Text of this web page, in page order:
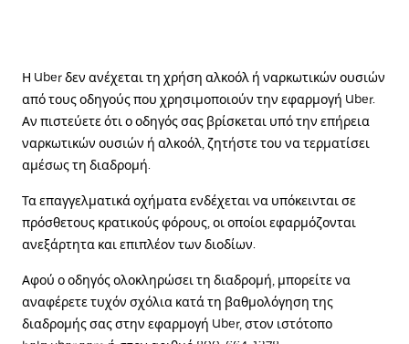
Η Uber δεν ανέχεται τη χρήση αλκοόλ ή ναρκωτικών ουσιών
από τους οδηγούς που χρησιμοποιούν την εφαρμογή Uber.
Αν πιστεύετε ότι ο οδηγός σας βρίσκεται υπό την επήρεια
ναρκωτικών ουσιών ή αλκοόλ, ζητήστε του να τερματίσει
αμέσως τη διαδρομή.
Τα επαγγελματικά οχήματα ενδέχεται να υπόκεινται σε
πρόσθετους κρατικούς φόρους, οι οποίοι εφαρμόζονται
ανεξάρτητα και επιπλέον των διοδίων.
Αφού ο οδηγός ολοκληρώσει τη διαδρομή, μπορείτε να
αναφέρετε τυχόν σχόλια κατά τη βαθμολόγηση της
διαδρομής σας στην εφαρμογή Uber, στον ιστότοπο